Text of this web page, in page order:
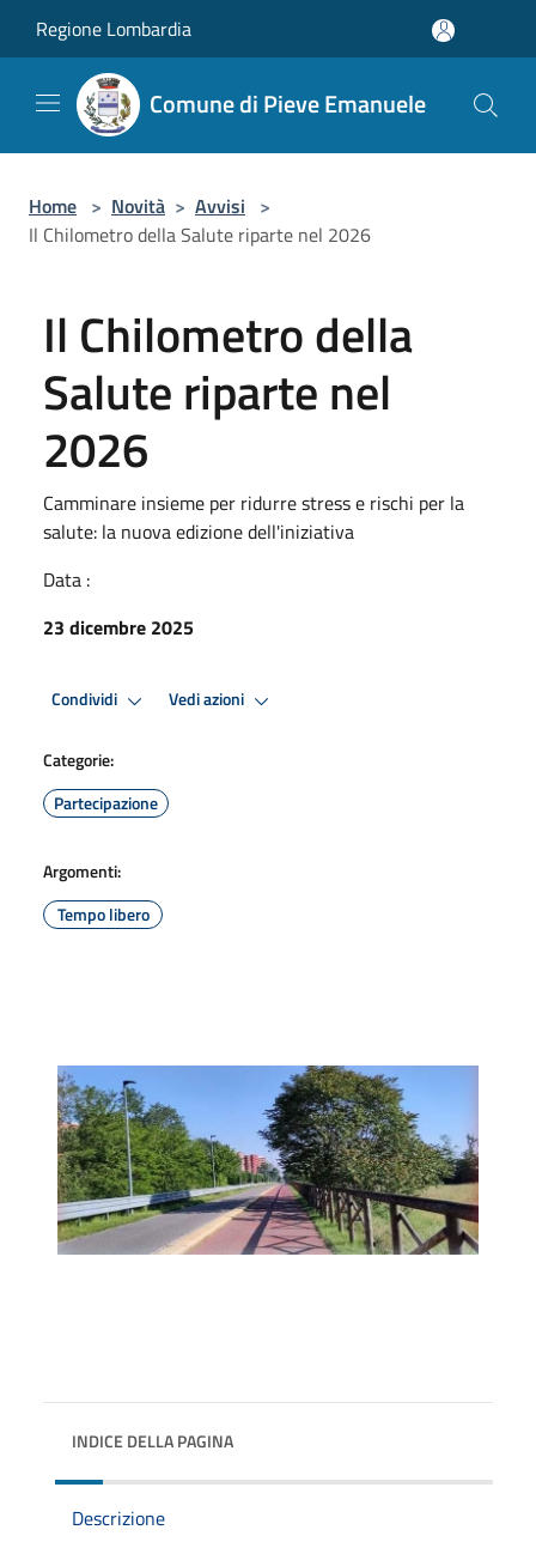
Regione Lombardia
Comune di Pieve Emanuele
Home > Novità > Avvisi >
Il Chilometro della Salute riparte nel 2026
Il Chilometro della
Salute riparte nel
2026
Camminare insieme per ridurre stress e rischi per la
salute: la nuova edizione dell'iniziativa
Data :
23 dicembre 2025
Condividi Vedi azioni
Categorie:
Partecipazione
Argomenti:
Tempo libero
INDICE DELLA PAGINA
Descrizione